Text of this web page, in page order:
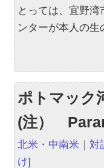
とっては、宜野
ンターが本人の
ポトマック
(注）
北米・中南米 ｜対
け]